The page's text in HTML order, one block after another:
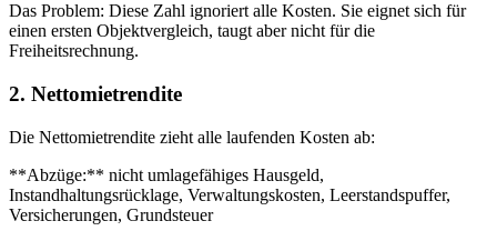
Das Problem: Diese Zahl ignoriert alle Kosten. Sie eignet sich für
einen ersten Objektvergleich, taugt aber nicht für die
Freiheitsrechnung.
2. Nettomietrendite
Die Nettomietrendite zieht alle laufenden Kosten ab:
**Abzüge:** nicht umlagefähiges Hausgeld,
Instandhaltungsrücklage, Verwaltungskosten, Leerstandspuffer,
Versicherungen, Grundsteuer